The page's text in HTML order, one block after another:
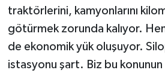
traktörlerini, kamyonlarını
götürmek zorunda kalıyor.
de ekonomik yük oluşuyor.
istasyonu şart. Biz bu